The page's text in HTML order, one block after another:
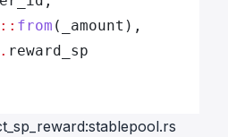
:: from (_amount),
. reward_sp